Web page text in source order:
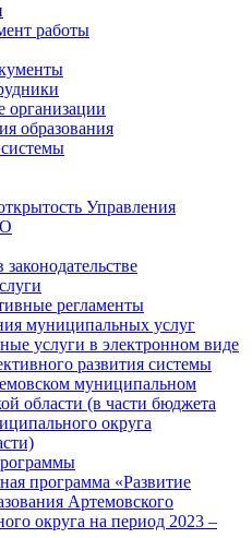
работы
организации
образования
Управления
регламенты
муниципальных услуг
услуги в электронном виде
развития системы
муниципальном
области (в части бюджета
округа
программа «Развитие
Артемовского
округа на период 2023 –